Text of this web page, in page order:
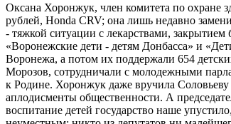
Оксана Хоронжук, член комитета по охране
рублей, Honda CRV; она лишь недавно
- тяжкой ситуации с лекарствами,
«Воронежские дети - детям Донбасса» и
Воронежа, а потом их поддержали 654
Морозов, сотрудничали с молодежными
к Родине. Хоронжук даже вручила
аплодисменты общественности. А
воспитание детей государство наше